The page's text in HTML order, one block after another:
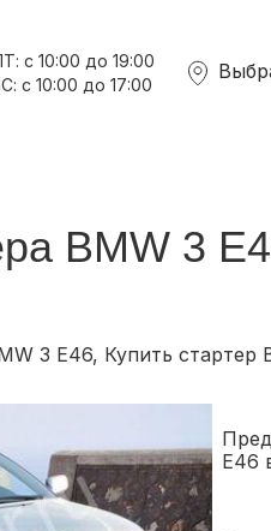
с 10:00 до 19:00
с 10:00 до 17:00
BMW 3
3 E46, Купить стартер
E46